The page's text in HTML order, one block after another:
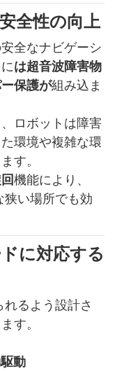
全性の向上
全なナビゲーシ
は超音波障害物
保護が組み込ま
ロボットは障害
環境や複雑な環
す。
機能により、
狭い場所でも効
に対応する
れるよう設​​計さ
す。
動